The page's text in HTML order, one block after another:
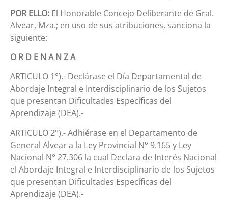
POR ELLO: El Honorable Concejo Deliberante de Gral.
Alvear, Mza.; en uso de sus atribuciones, sanciona la
siguiente:
O R D E N A N Z A
ARTICULO 1°).- Declárase el Día Departamental de
Abordaje Integral e Interdisciplinario de los Sujetos
que presentan Dificultades Específicas del
Aprendizaje (DEA).-
ARTICULO 2°).- Adhiérase en el Departamento de
General Alvear a la Ley Provincial N° 9.165 y Ley
Nacional N° 27.306 la cual Declara de Interés Nacional
el Abordaje Integral e Interdisciplinario de los Sujetos
que presentan Dificultades Específicas del
Aprendizaje (DEA).-